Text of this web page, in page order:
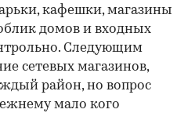
кафешки, магазины
домов и входных
Следующим
сетевых магазинов,
район, но вопрос
мало кого